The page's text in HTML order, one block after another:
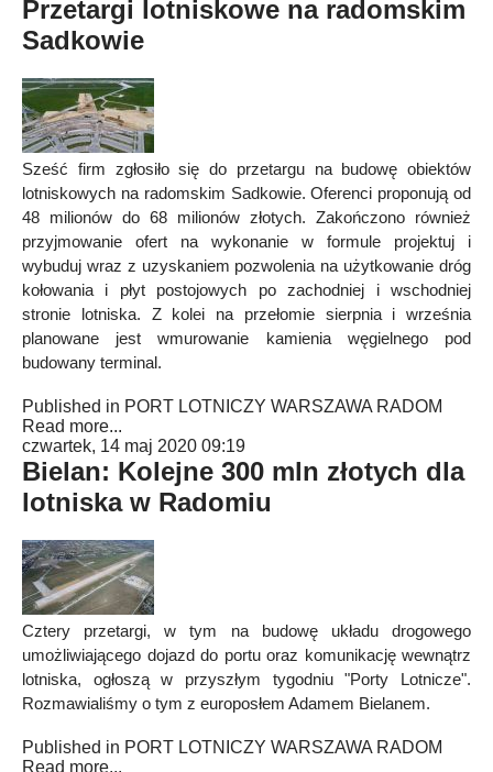
Przetargi lotniskowe na radomskim
Sadkowie
Sześć firm zgłosiło się do przetargu na budowę obiektów
lotniskowych na radomskim Sadkowie. Oferenci proponują od
48 milionów do 68 milionów złotych. Zakończono również
przyjmowanie ofert na wykonanie w formule projektuj i
wybuduj wraz z uzyskaniem pozwolenia na użytkowanie dróg
kołowania i płyt postojowych po zachodniej i wschodniej
stronie lotniska. Z kolei na przełomie sierpnia i września
planowane jest wmurowanie kamienia węgielnego pod
budowany terminal.
Published in PORT LOTNICZY WARSZAWA RADOM
Read more...
czwartek, 14 maj 2020 09:19
Bielan: Kolejne 300 mln złotych dla
lotniska w Radomiu
Cztery przetargi, w tym na budowę układu drogowego
umożliwiającego dojazd do portu oraz komunikację wewnątrz
lotniska, ogłoszą w przyszłym tygodniu "Porty Lotnicze".
Rozmawialiśmy o tym z europosłem Adamem Bielanem.
Published in PORT LOTNICZY WARSZAWA RADOM
Read more...